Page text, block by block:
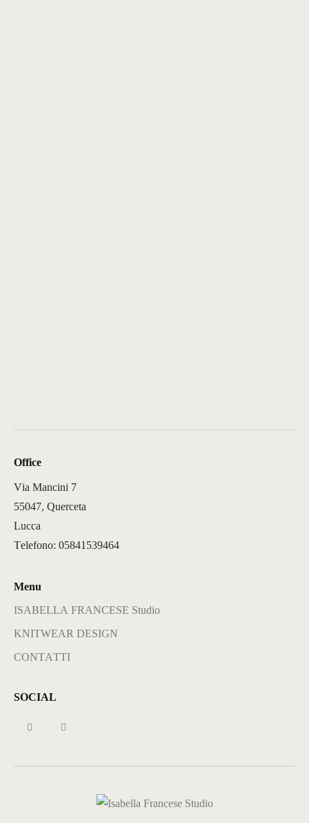
Office
Via Mancini 7
55047, Querceta
Lucca
Telefono: 05841539464
Menu
ISABELLA FRANCESE Studio
KNITWEAR DESIGN
CONTATTI
SOCIAL